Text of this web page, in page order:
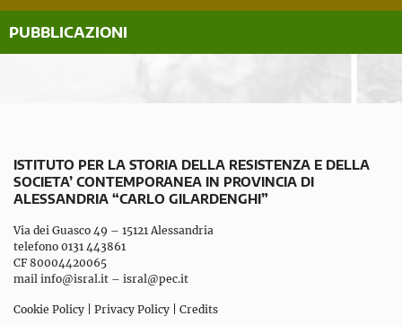
PUBBLICAZIONI
ISTITUTO PER LA STORIA DELLA RESISTENZA E DELLA
SOCIETA’ CONTEMPORANEA IN PROVINCIA DI
ALESSANDRIA “CARLO GILARDENGHI”
Via dei Guasco 49 – 15121 Alessandria
telefono 0131 443861
CF 80004420065
mail info@isral.it – isral@pec.it
Cookie Policy Privacy Policy Credits